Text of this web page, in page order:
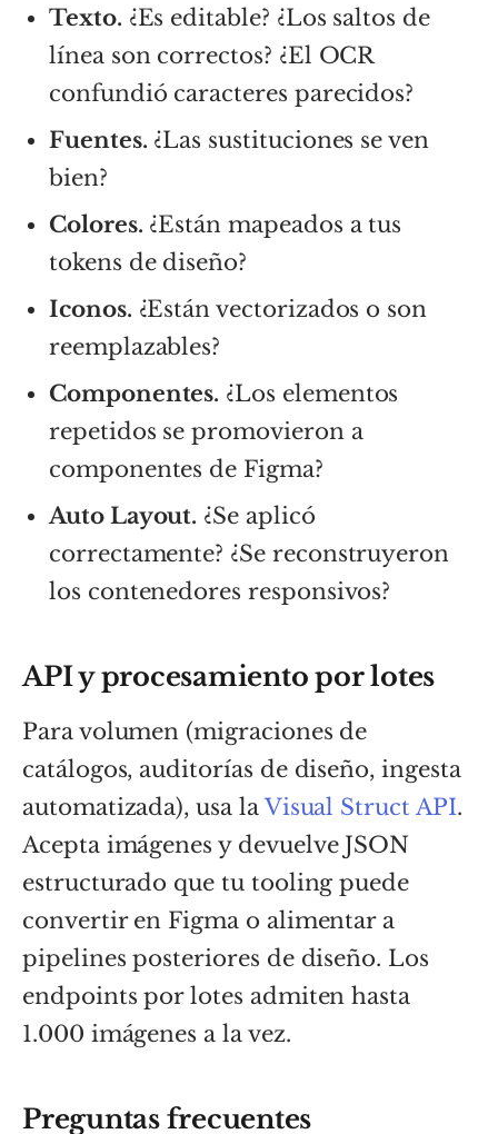
Texto. ¿Es editable? ¿Los saltos de
línea son correctos? ¿El OCR
confundió caracteres parecidos?
Fuentes. ¿Las sustituciones se ven
bien?
Colores. ¿Están mapeados a tus
tokens de diseño?
Iconos. ¿Están vectorizados o son
reemplazables?
Componentes. ¿Los elementos
repetidos se promovieron a
componentes de Figma?
Auto Layout. ¿Se aplicó
correctamente? ¿Se reconstruyeron
los contenedores responsivos?
API y procesamiento por lotes
Para volumen (migraciones de
catálogos, auditorías de diseño, ingesta
automatizada), usa la Visual Struct API.
Acepta imágenes y devuelve JSON
estructurado que tu tooling puede
convertir en Figma o alimentar a
pipelines posteriores de diseño. Los
endpoints por lotes admiten hasta
1.000 imágenes a la vez.
Preguntas frecuentes